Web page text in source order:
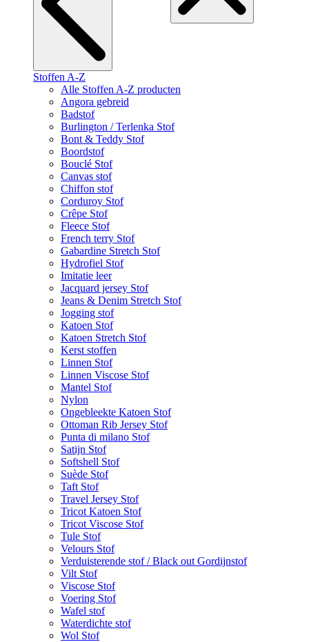
Stoffen A-Z
Alle Stoffen A-Z producten
Angora gebreid
Badstof
Burlington / Terlenka Stof
Bont & Teddy Stof
Boordstof
Bouclé Stof
Canvas stof
Chiffon stof
Corduroy Stof
Crêpe Stof
Fleece Stof
French terry Stof
Gabardine Stretch Stof
Hydrofiel Stof
Imitatie leer
Jacquard jersey Stof
Jeans & Denim Stretch Stof
Jogging stof
Katoen Stof
Katoen Stretch Stof
Kerst stoffen
Linnen Stof
Linnen Viscose Stof
Mantel Stof
Nylon
Ongebleekte Katoen Stof
Ottoman Rib Jersey Stof
Punta di milano Stof
Satijn Stof
Softshell Stof
Suède Stof
Taft Stof
Travel Jersey Stof
Tricot Katoen Stof
Tricot Viscose Stof
Tule Stof
Velours Stof
Verduisterende stof / Black out Gordijnstof
Vilt Stof
Viscose Stof
Voering Stof
Wafel stof
Waterdichte stof
Wol Stof